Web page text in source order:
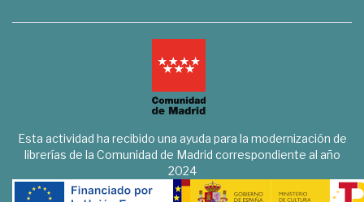
Esta actividad ha recibido una ayuda para la modernización de
librerías de la Comunidad de Madrid correspondiente al año
2024